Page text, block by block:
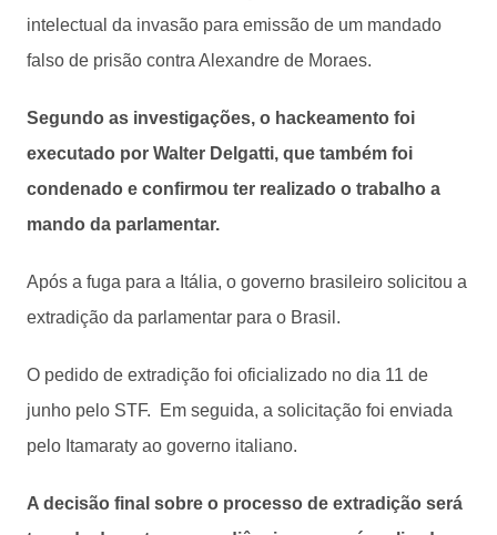
intelectual da invasão para emissão de um mandado
falso de prisão contra Alexandre de Moraes.
Segundo as investigações, o hackeamento foi
executado por Walter Delgatti, que também foi
condenado e confirmou ter realizado o trabalho a
mando da parlamentar.
Após a fuga para a Itália, o governo brasileiro solicitou a
extradição da parlamentar para o Brasil.
O pedido de extradição foi oficializado no dia 11 de
junho pelo STF. Em seguida, a solicitação foi enviada
pelo Itamaraty ao governo italiano.
A decisão final sobre o processo de extradição será